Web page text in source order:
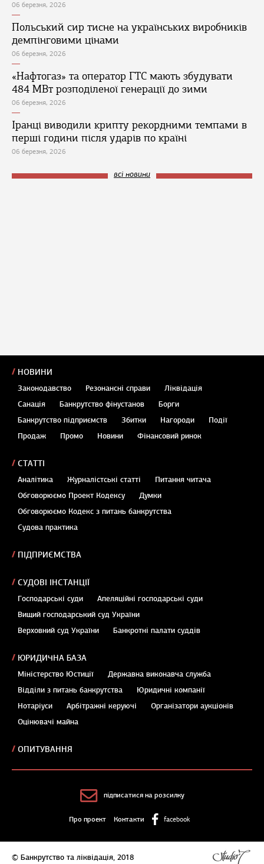
06 березня, 2026
Польський сир тисне на українських виробників
демпінговими цінами
06 березня, 2026
«Нафтогаз» та оператор ГТС мають збудувати
484 МВт розподіленої генерації до зими
06 березня, 2026
Іранці виводили крипту рекордними темпами в
перші години після ударів по країні
06 березня, 2026
всі новини
НОВИНИ
Законодавство Резонансні справи
Ліквідація
Санація
Банкрутство фінустанов
Борги
Банкрутство підприємств
Збитки Нагороди
Події
Продаж
Промо Новини Фінансовий ринок
СТАТТІ
Аналітика Журналістські статті
Питання читача
Обговорюємо Проект Кодексу
Думки
Обговорюємо Кодекс з питань банкрутства
Судова практика
ПІДПРИЄМСТВА
СУДОВІ ІНСТАНЦІЇ
Господарські суди
Апеляційні господарські суди
Вищий господарський суд України
Верховний суд України
Банкротні палати суддів
ЮРИДИЧНА БАЗА
Міністерство Юстиції
Державна виконавча служба
Відділи з питань банкрутства
Юридичні компанії
Нотаріуси
Арбітражні керуючі
Організатори аукціонів
Оцінювачі майна
ОПИТУВАННЯ
підписатися на розсилку
Про проект Контакти facebook
© Банкрутство та ліквідація, 2018